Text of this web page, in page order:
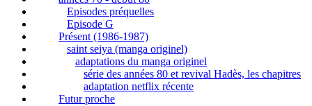
Episodes préquelles
Episode G
Présent (1986-1987)
saint seiya (manga originel)
adaptations du manga originel
série des années 80 et revival Hadès, les chapitres
adaptation netflix récente
Futur proche